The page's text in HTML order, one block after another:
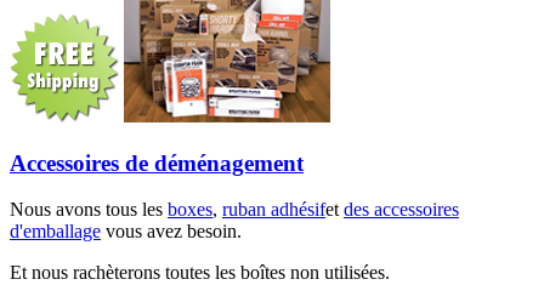
Accessoires de déménagement
Nous avons tous les boxes, ruban adhésifetdes accessoires
d'emballage vous avez besoin.
Et nous rachèterons toutes les boîtes non utilisées.